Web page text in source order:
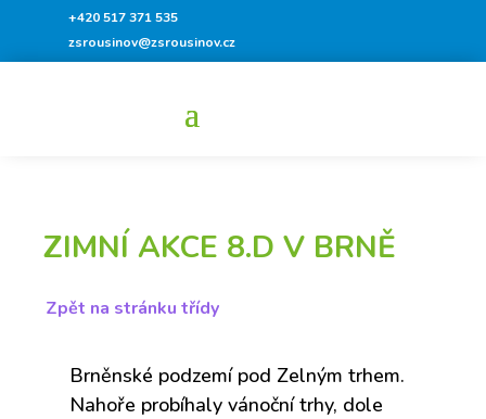
+420 517 371 535
zsrousinov@zsrousinov.cz
ZIMNÍ AKCE 8.D V BRNĚ
Zpět na stránku třídy
Brněnské podzemí pod Zelným trhem.
Nahoře probíhaly vánoční trhy, dole